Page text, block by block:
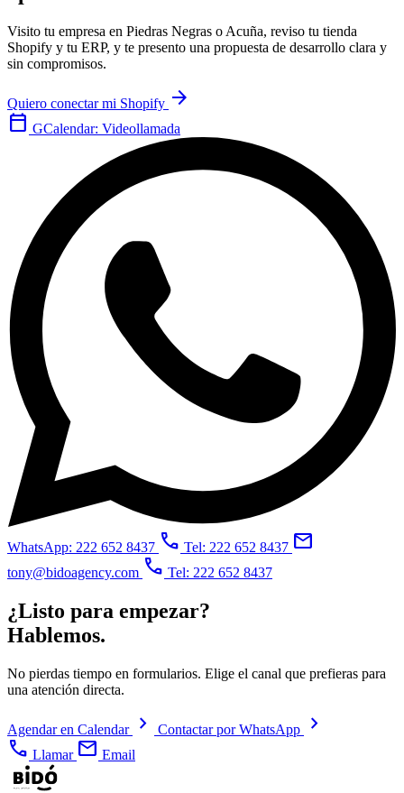
Visito tu empresa en Piedras Negras o Acuña, reviso tu tienda
Shopify y tu ERP, y te presento una propuesta de desarrollo clara y
sin compromisos.
Quiero conectar mi Shopify arrow_forward
calendar_today GCalendar: Videollamada
WhatsApp: 222 652 8437 call Tel: 222 652 8437 mail
tony@bidoagency.com call Tel: 222 652 8437
¿Listo para empezar?
Hablemos.
No pierdas tiempo en formularios. Elige el canal que prefieras para
una atención directa.
Agendar en Calendar chevron_right Contactar por WhatsApp
chevron_right
call Llamar mail Email